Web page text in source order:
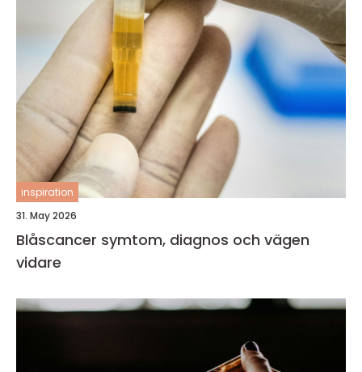
inspiration
31. May 2026
Blåscancer symtom, diagnos och vägen
vidare